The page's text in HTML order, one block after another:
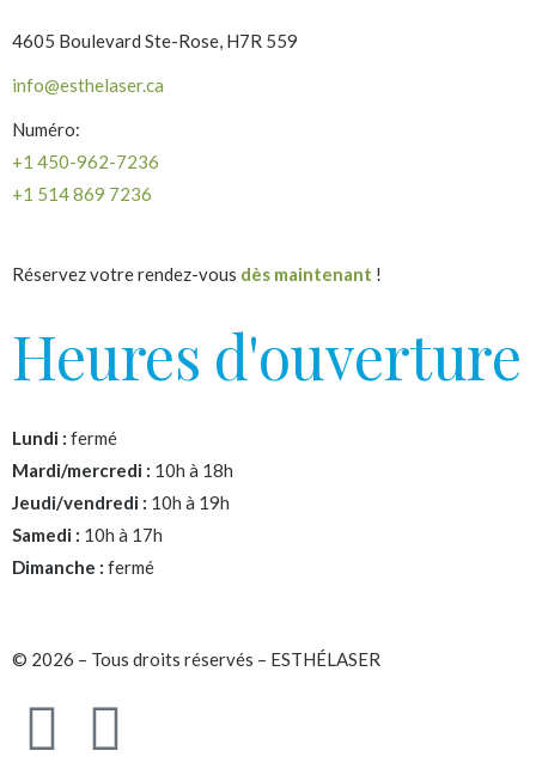
4605 Boulevard Ste-Rose, H7R 559
info@esthelaser.ca
Numéro:
+1 450-962-7236
+1 514 869 7236
Réservez votre rendez-vous dès maintenant !
Heures d'ouverture
Lundi : fermé
Mardi/mercredi : 10h à 18h
Jeudi/vendredi : 10h à 19h
Samedi : 10h à 17h
Dimanche : fermé
© 2026 – Tous droits réservés – ESTHÉLASER